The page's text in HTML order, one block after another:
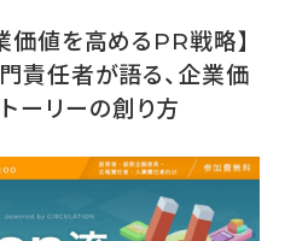
価値を高めるPR戦略】
任者が語る、企業価
ーリーの創り方